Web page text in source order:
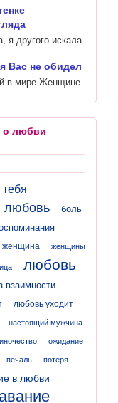
я другого искала.
Вас не обидел
в мире Женщине
о любви
тебя
любовь боль
женщина женщины
любовь
взаимности
любовь уходит
настоящий мужчина
ожидание
печаль потеря
в любви